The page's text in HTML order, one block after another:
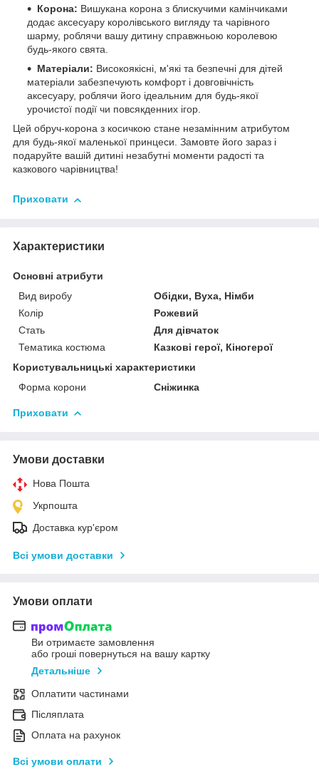
Корона: Вишукана корона з блискучими камінчиками
додає аксесуару королівського вигляду та чарівного
шарму, роблячи вашу дитину справжньою королевою
будь-якого свята.
Матеріали: Високоякісні, м'які та безпечні для дітей
матеріали забезпечують комфорт і довговічність
аксесуару, роблячи його ідеальним для будь-якої
урочистої події чи повсякденних ігор.
Цей обруч-корона з косичкою стане незамінним атрибутом
для будь-якої маленької принцеси. Замовте його зараз і
подаруйте вашій дитині незабутні моменти радості та
казкового чарівництва!
Приховати
Характеристики
Основні атрибути
Вид виробу
Обідки, Вуха, Німби
Колір
Рожевий
Стать
Для дівчаток
Тематика костюма
Казкові герої, Кіногерої
Користувальницькі характеристики
Форма корони
Сніжинка
Приховати
Умови доставки
Нова Пошта
Укрпошта
Доставка кур'єром
Всі умови доставки
Умови оплати
Ви отримаєте замовлення
або гроші повернуться на вашу картку
Детальніше
Оплатити частинами
Післяплата
Оплата на рахунок
Всі умови оплати